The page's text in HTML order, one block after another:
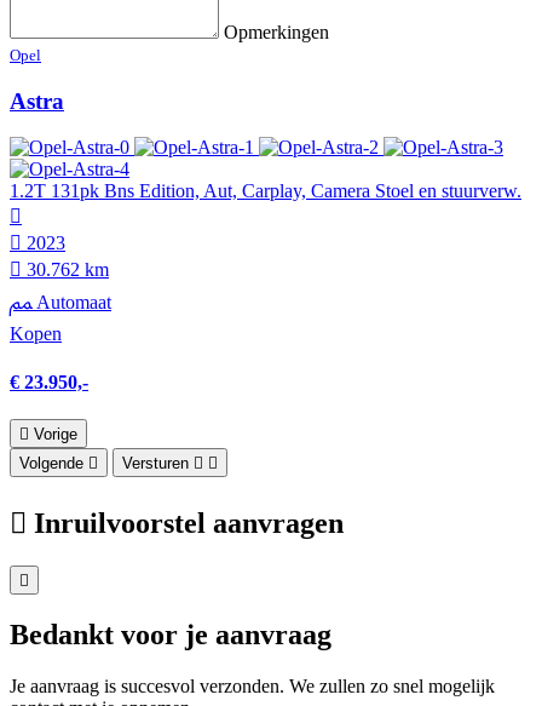
Opmerkingen
Opel
Astra
1.2T 131pk Bns Edition, Aut, Carplay, Camera Stoel en stuurverw.
2023
30.762 km
Automaat
Kopen
€ 23.950,-
Vorige
Volgende
Versturen
Inruilvoorstel aanvragen
Bedankt voor je aanvraag
Je aanvraag is succesvol verzonden. We zullen zo snel mogelijk